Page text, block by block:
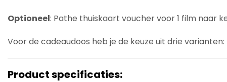
Optioneel: Pathe thuiskaart voucher voor 1 film naar
Voor de cadeaudoos heb je de keuze uit drie varianten:
Product specificaties: